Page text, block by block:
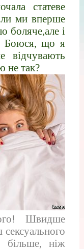
статеве
ми вперше
боляче,але і
Боюся, що я
відчувають
не так?
Швидше
більше, ніж